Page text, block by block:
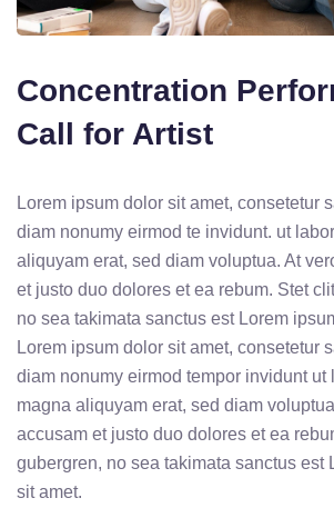
Concentration
Call for Artist
Lorem ipsum dolor sit amet, consetetur
diam nonumy eirmod te invidunt. ut
aliquyam erat, sed diam voluptua. At
et justo duo dolores et ea rebum. Stet
no sea takimata sanctus est Lorem
Lorem ipsum dolor sit amet, consetetur
diam nonumy eirmod tempor invidunt ut
magna aliquyam erat, sed diam
accusam et justo duo dolores et ea
gubergren, no sea takimata sanctus est
sit amet.